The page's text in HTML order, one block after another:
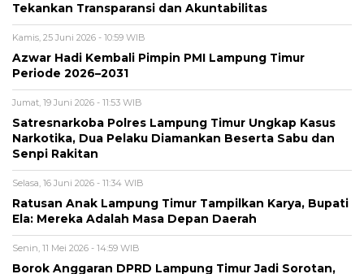
Tekankan Transparansi dan Akuntabilitas
Kamis, 25 Juni 2026 - 10:59 WIB
Azwar Hadi Kembali Pimpin PMI Lampung Timur
Periode 2026–2031
Jumat, 19 Juni 2026 - 11:53 WIB
Satresnarkoba Polres Lampung Timur Ungkap Kasus
Narkotika, Dua Pelaku Diamankan Beserta Sabu dan
Senpi Rakitan
Selasa, 16 Juni 2026 - 11:34 WIB
Ratusan Anak Lampung Timur Tampilkan Karya, Bupati
Ela: Mereka Adalah Masa Depan Daerah
Senin, 11 Mei 2026 - 14:59 WIB
Borok Anggaran DPRD Lampung Timur Jadi Sorotan,